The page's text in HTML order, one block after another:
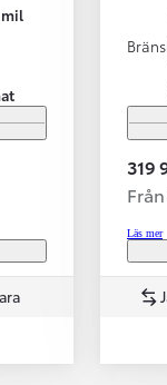
mil
319
Läs mer